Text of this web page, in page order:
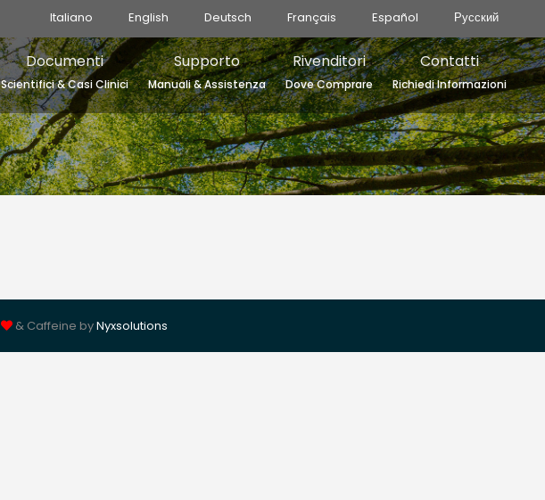
Italiano English Deutsch Français Español Русский
Documenti
Scientifici & Casi Clinici
Supporto
Manuali & Assistenza
Rivenditori
Dove Comprare
Contatti
Richiedi Informazioni
& Caffeine byNyxsolutions